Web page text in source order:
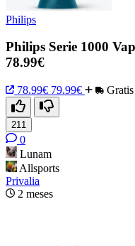
Philips
Philips Serie 1000
78.99€
78.99€ 79.99€ Gratis
211
0
Lunam
Allsports
Privalia
2 meses